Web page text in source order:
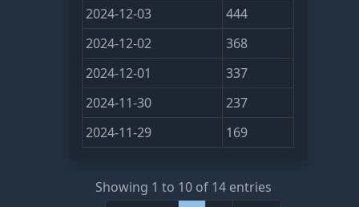
2024-12-03
444
2024-12-02
368
2024-12-01
337
2024-11-30
237
2024-11-29
169
Showing 1 to 10 of 14 entries